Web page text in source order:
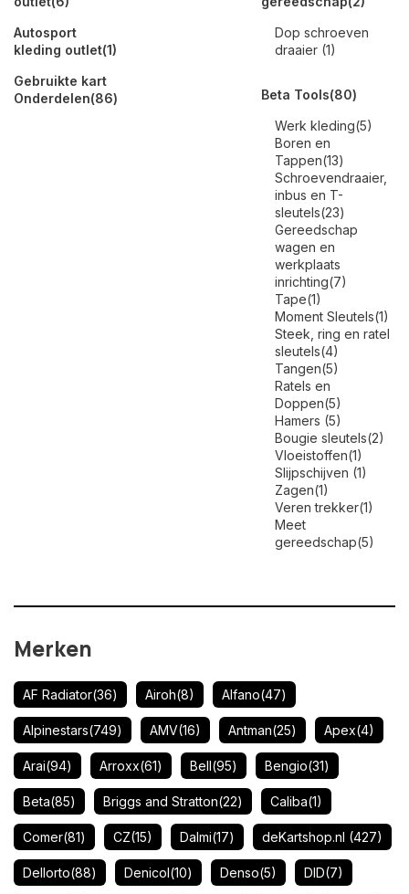
Autosport
kleding outlet(1)
Gebruikte kart
Onderdelen(86)
Dop schroeven
draaier (1)
Beta Tools(80)
Werk kleding(5)
Boren en
Tappen(13)
Schroevendraaier,
inbus en T-
sleutels(23)
Gereedschap
wagen en
werkplaats
inrichting(7)
Tape(1)
Moment Sleutels(1)
Steek, ring en ratel
sleutels(4)
Tangen(5)
Ratels en
Doppen(5)
Hamers (5)
Bougie sleutels(2)
Vloeistoffen(1)
Slijpschijven (1)
Zagen(1)
Veren trekker(1)
Meet
gereedschap(5)
Merken
AF Radiator(36) Airoh(8) Alfano(47)
Alpinestars(749) AMV(16) Antman(25) Apex(4)
Arai(94) Arroxx(61) Bell(95) Bengio(31)
Beta(85) Briggs and Stratton(22) Caliba(1)
Comer(81) CZ(15) Dalmi(17) deKartshop.nl (427)
Dellorto(88) Denicol(10) Denso(5) DID(7)